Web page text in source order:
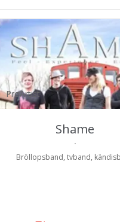
ProArtist
Shame
.
Bröllopsband, tvband,